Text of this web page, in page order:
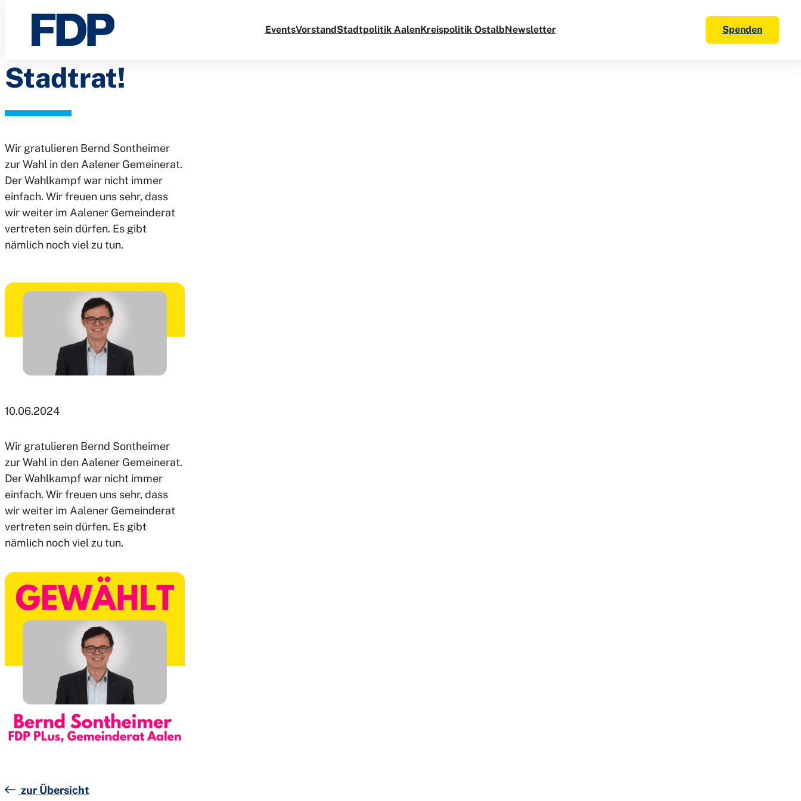
Direkt
Inhalt
EventsVorstandStadtpolitik AalenKreispolitik OstalbNewsletter Spenden
Glückwunsch
Herr
Stadtrat!
Wir gratulieren Bernd Sontheimer
zur Wahl in den Aalener Gemeinerat.
Der Wahlkampf war nicht immer
einfach. Wir freuen uns sehr, dass
wir weiter im Aalener Gemeinderat
vertreten sein dürfen. Es gibt
nämlich noch viel zu tun.
10.06.2024
Wir gratulieren Bernd Sontheimer
zur Wahl in den Aalener Gemeinerat.
Der Wahlkampf war nicht immer
einfach. Wir freuen uns sehr, dass
wir weiter im Aalener Gemeinderat
vertreten sein dürfen. Es gibt
nämlich noch viel zu tun.
zur Übersicht